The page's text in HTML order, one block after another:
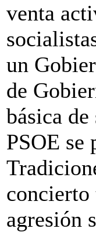
venta
un
de
básica
PSOE se
concierto
agresión